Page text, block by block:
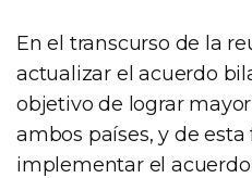
En el transcurso de la
actualizar el acuerdo
objetivo de lograr
ambos países, y de
implementar el